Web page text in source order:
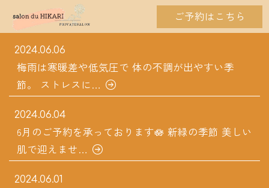
ご予約はこちら
2024.06.06
梅雨は寒暖差や低気圧で 体の不調が出やすい季
節。 ストレスに…
2024.06.04
6月のご予約を承っております🪷 新緑の季節 美しい
肌で迎えませ…
2024.06.01